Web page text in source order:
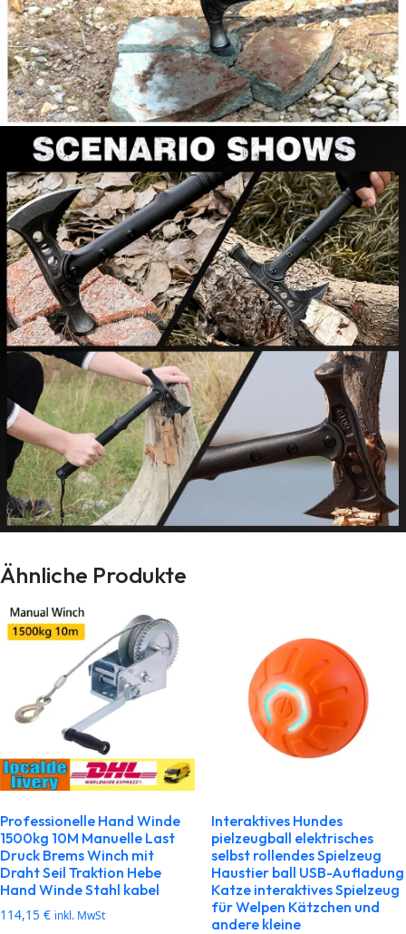
Ähnliche Produkte
Professionelle Hand Winde
1500kg 10M Manuelle Last
Druck Brems Winch mit
Draht Seil Traktion Hebe
Hand Winde Stahl kabel
114,15 € inkl. MwSt
Interaktives Hundes
pielzeugball elektrisches
selbst rollendes Spielzeug
Haustier ball USB-Aufladung
Katze interaktives Spielzeug
für Welpen Kätzchen und
andere kleine